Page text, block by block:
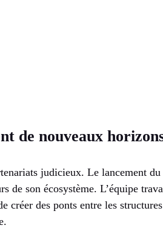
de nouveaux
judicieux. Le lancement du
de son écosystème. L’équipe
créer des ponts entre les